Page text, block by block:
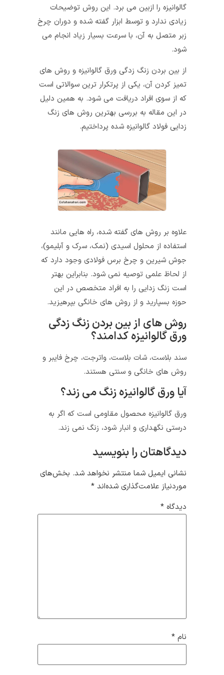
گالوانیزه را ازبین می برد. این روش توضیحات
زیادی ندارد و توسط ابزار گفته شده و دوران چرخ
زبر متصل به آن، با سرعت بسیار زیاد انجام می
از بین بردن زنگ زدگی ورق گالوانیزه و روش های
تمیز کردن آن، یکی از پرتکرار ترین سوالاتی است
که از سوی افراد دریافت می شود. به همین دلیل
در این مقاله به بررسی بهترین روش های زنگ
زدایی فولاد گالوانیزه شده پرداختیم.
علاوه بر روش های گفته شده، راه هایی مانند
استفاده از محلول اسیدی (نمک، سرک و آبلیمو)،
جوش شیرین و چرخ برس فولادی وجود دارد که
از لحاظ علمی توصیه نمی شود. بنابراین بهتر
است زنگ زدایی را به افراد متخصص در این
حوزه بسپارید و از روش های خانگی بپرهیزید.
روش های از بین بردن زنگ زدگی
ورق گالوانیزه کدامند؟
سند بلاست، شات بلاست، واترجت، چرخ فایبر و
روش های خانگی و سنتی هستند.
آیا ورق گالوانیزه زنگ می زند؟
ورق گالوانیزه محصول مقاومی است که اگر به
درستی نگهداری و انبار شود، زنگ نمی زند.
دیدگاهتان را بنویسید
نشانی ایمیل شما منتشر نخواهد شد. بخش‌های
موردنیاز علامت‌گذاری شده‌اند*